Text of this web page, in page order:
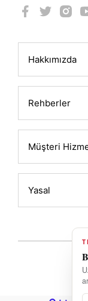
Hakkımızda
Rehberler
Müşteri
Yasal